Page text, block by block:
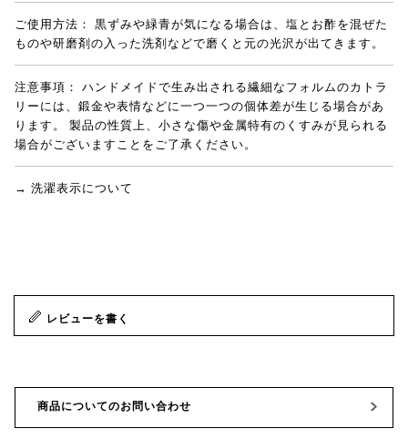
ご使用方法：
黒ずみや緑青が気になる場合は、塩とお酢を混ぜた
ものや研磨剤の入った洗剤などで磨くと元の光沢が出てきます。
注意事項：
ハンドメイドで生み出される繊細なフォルムのカトラ
リーには、鍛金や表情などに一つ一つの個体差が生じる場合があ
ります。 製品の性質上、小さな傷や金属特有のくすみが見られる
場合がございますことをご了承ください。
→ 洗濯表示について
レビューを書く
商品についてのお問い合わせ